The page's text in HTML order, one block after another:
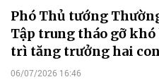
Phó Thủ tướng
Tập trung tháo gỡ
trì tăng trưởng hai
06/07/2026 16:46